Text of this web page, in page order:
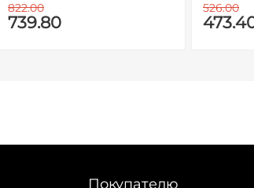
822.00
739.80
526.00
Покупателю